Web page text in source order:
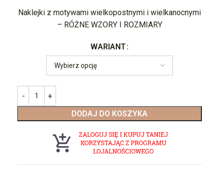
Naklejki z motywami wielkopostnymi i wielkanocnymi
– RÓŻNE WZORY I ROZMIARY
WARIANT
DODAJ DO KOSZYKA